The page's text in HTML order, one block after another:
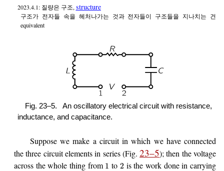
2023.4.1: 질량은 구조, structure
구조가 전자들 속을 헤처나가는 것과 전자들이 구조들을 지나치는 건
equivalent
Fig. 23–5.
An oscillatory electrical circuit with resistance,
inductance, and capacitance.
Suppose we make a circuit in which we have connected
the three circuit elements in series (Fig.23–5); then the voltage
across the whole thing from 1 to 2 is the work done in carrying